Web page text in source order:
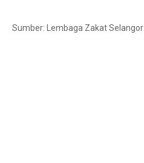
Sumber: Lembaga Zakat Selangor